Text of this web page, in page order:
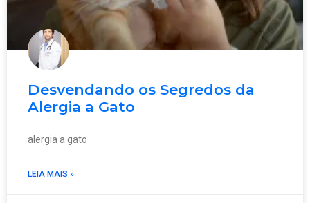
Desvendando os Segredos da
Alergia a Gato
alergia a gato
LEIA MAIS »